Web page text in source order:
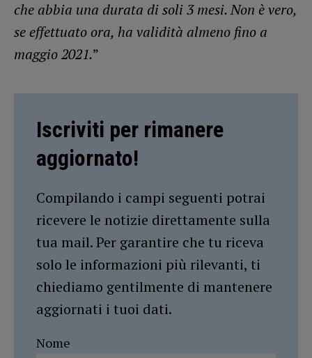
che abbia una durata di soli 3 mesi. Non è vero,
se effettuato ora, ha validità almeno fino a
maggio 2021.”
Iscriviti per rimanere
aggiornato!
Compilando i campi seguenti potrai
ricevere le notizie direttamente sulla
tua mail. Per garantire che tu riceva
solo le informazioni più rilevanti, ti
chiediamo gentilmente di mantenere
aggiornati i tuoi dati.
Nome